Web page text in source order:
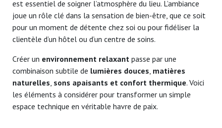
est essentiel de soigner l’atmosphère du lieu. L’ambiance
joue un rôle clé dans la sensation de bien-être, que ce soit
pour un moment de détente chez soi ou pour fidéliser la
clientèle d’un hôtel ou d’un centre de soins.
Créer un environnement relaxant passe par une
combinaison subtile de lumières douces, matières
naturelles, sons apaisants et confort thermique. Voici
les éléments à considérer pour transformer un simple
espace technique en véritable havre de paix.